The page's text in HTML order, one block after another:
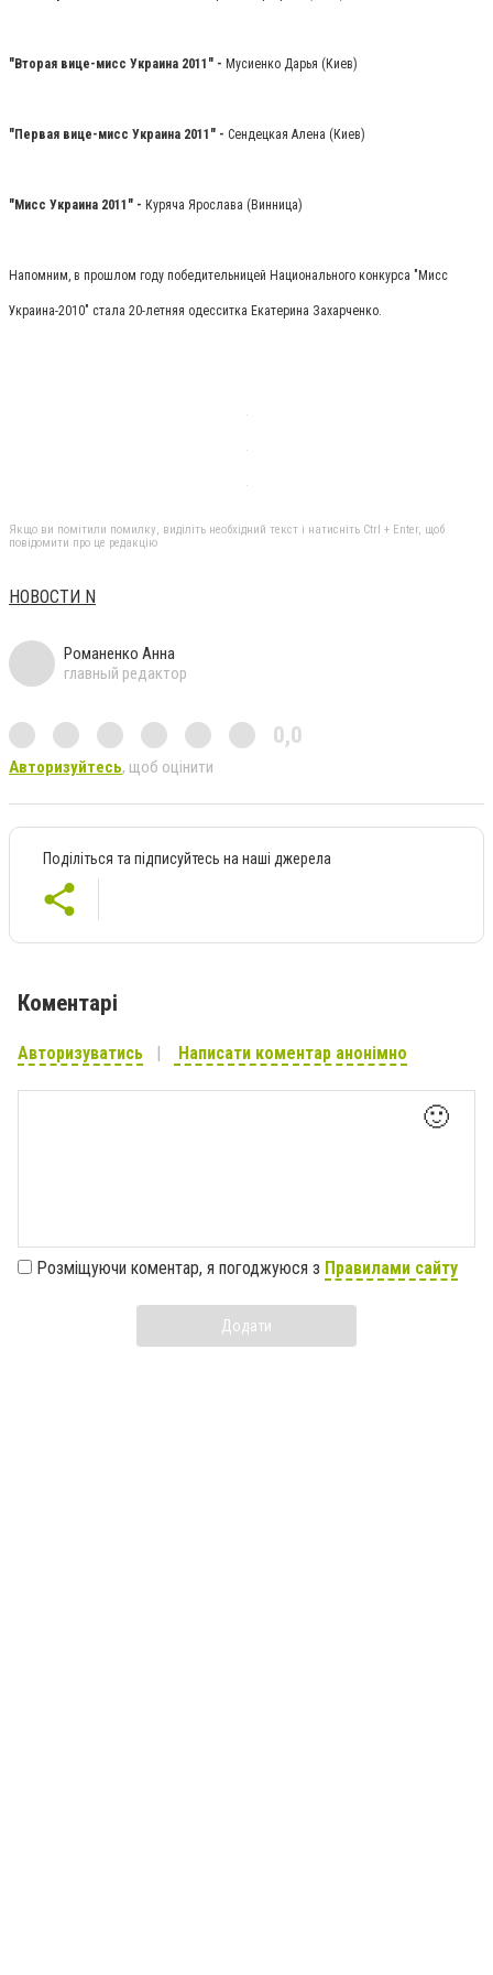
"Вторая вице-мисс Украина 2011" - Мусиенко Дарья (Киев)
"Первая вице-мисс Украина 2011" - Сендецкая Алена (Киев)
"Мисс Украина 2011" - Куряча Ярослава (Винница)
Напомним, в прошлом году победительницей Национального конкурса "Мисс
Украина-2010" стала 20-летняя одесситка Екатерина Захарченко.
Якщо ви помітили помилку, виділіть необхідний текст і натисніть Ctrl + Enter, щоб
повідомити про це редакцію
НОВОСТИ N
Романенко Анна
главный редактор
0,0
Авторизуйтесь, щоб оцінити
Поділіться та підписуйтесь на наші джерела
Коментарі
Авторизуватись Написати коментар анонімно
🙂
Розміщуючи коментар, я погоджуюся з Правилами сайту
Додати